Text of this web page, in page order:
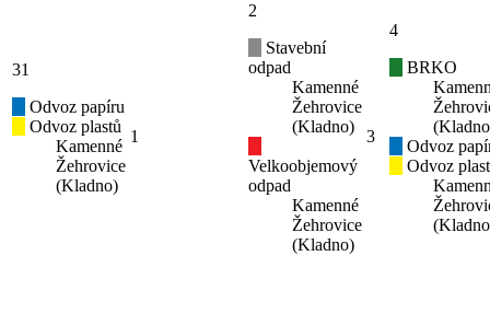
31
Odvoz papíru
Odvoz plastů
Kamenné
Žehrovice
(Kladno)
1
2
Stavební
odpad
Kamenné
Žehrovice
(Kladno)
Velkoobjemový
odpad
Kamenné
Žehrovice
(Kladno)
3
4
BRKO
Odvoz
Odvoz